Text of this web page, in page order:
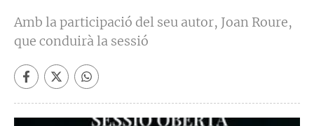
Amb la participació del seu autor, Joan Roure,
que conduirà la sessió